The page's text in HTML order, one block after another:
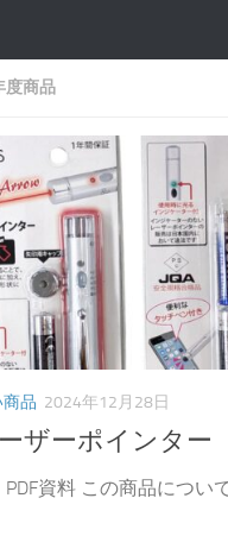
プ
度商品
品 2024年12月28日
ザーポインター
資料 この商品につい